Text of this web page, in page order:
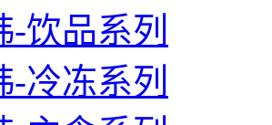
-饮品系列
-冷冻系列